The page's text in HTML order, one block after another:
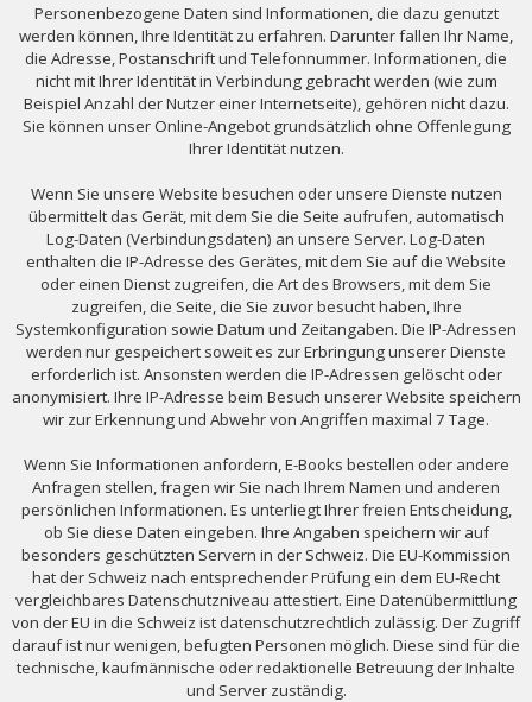
Personenbezogene Daten sind Informationen, die dazu genutzt
werden können, Ihre Identität zu erfahren. Darunter fallen Ihr Name,
die Adresse, Postanschrift und Telefonnummer. Informationen, die
nicht mit Ihrer Identität in Verbindung gebracht werden (wie zum
Beispiel Anzahl der Nutzer einer Internetseite), gehören nicht dazu.
Sie können unser Online-Angebot grundsätzlich ohne Offenlegung
Ihrer Identität nutzen.
Wenn Sie unsere Website besuchen oder unsere Dienste nutzen
übermittelt das Gerät, mit dem Sie die Seite aufrufen, automatisch
Log-Daten (Verbindungsdaten) an unsere Server. Log-Daten
enthalten die IP-Adresse des Gerätes, mit dem Sie auf die Website
oder einen Dienst zugreifen, die Art des Browsers, mit dem Sie
zugreifen, die Seite, die Sie zuvor besucht haben, Ihre
Systemkonfiguration sowie Datum und Zeitangaben. Die IP-Adressen
werden nur gespeichert soweit es zur Erbringung unserer Dienste
erforderlich ist. Ansonsten werden die IP-Adressen gelöscht oder
anonymisiert. Ihre IP-Adresse beim Besuch unserer Website speichern
wir zur Erkennung und Abwehr von Angriffen maximal 7 Tage.
Wenn Sie Informationen anfordern, E-Books bestellen oder andere
Anfragen stellen, fragen wir Sie nach Ihrem Namen und anderen
persönlichen Informationen. Es unterliegt Ihrer freien Entscheidung,
ob Sie diese Daten eingeben. Ihre Angaben speichern wir auf
besonders geschützten Servern in der Schweiz. Die EU-Kommission
hat der Schweiz nach entsprechender Prüfung ein dem EU-Recht
vergleichbares Datenschutzniveau attestiert. Eine Datenübermittlung
von der EU in die Schweiz ist datenschutzrechtlich zulässig. Der Zugriff
darauf ist nur wenigen, befugten Personen möglich. Diese sind für die
technische, kaufmännische oder redaktionelle Betreuung der Inhalte
und Server zuständig.